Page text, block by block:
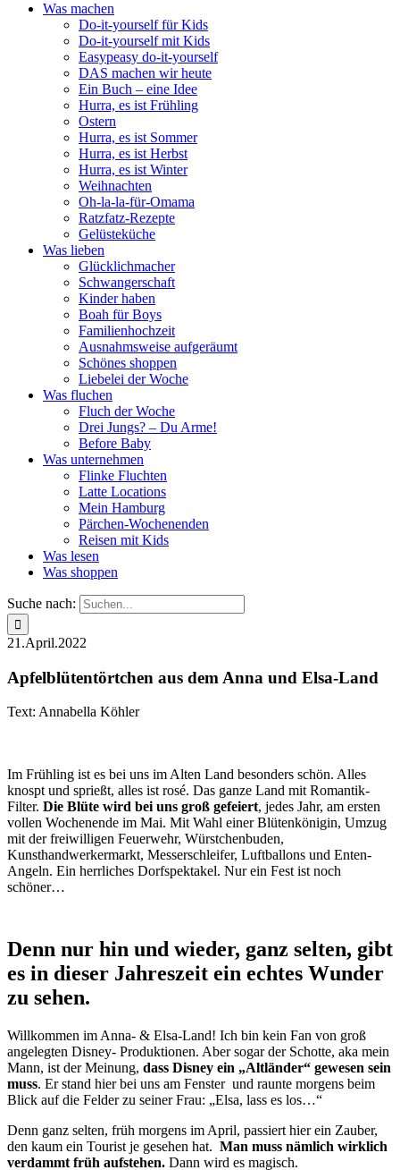
Was machen
Do-it-yourself für Kids
Do-it-yourself mit Kids
Easypeasy do-it-yourself
DAS machen wir heute
Ein Buch – eine Idee
Hurra, es ist Frühling
Ostern
Hurra, es ist Sommer
Hurra, es ist Herbst
Hurra, es ist Winter
Weihnachten
Oh-la-la-für-Omama
Ratzfatz-Rezepte
Gelüsteküche
Was lieben
Glücklichmacher
Schwangerschaft
Kinder haben
Boah für Boys
Familienhochzeit
Ausnahmsweise aufgeräumt
Schönes shoppen
Liebelei der Woche
Was fluchen
Fluch der Woche
Drei Jungs? – Du Arme!
Before Baby
Was unternehmen
Flinke Fluchten
Latte Locations
Mein Hamburg
Pärchen-Wochenenden
Reisen mit Kids
Was lesen
Was shoppen
Suche nach:
21.April.2022
Apfelblütentörtchen aus dem Anna und Elsa-Land
Text: Annabella Köhler
Im Frühling ist es bei uns im Alten Land besonders schön. Alles
knospt und sprießt, alles ist rosé. Das ganze Land mit Romantik-
Filter. Die Blüte wird bei uns groß gefeiert, jedes Jahr, am ersten
vollen Wochenende im Mai. Mit Wahl einer Blütenkönigin, Umzug
mit der freiwilligen Feuerwehr, Würstchenbuden,
Kunsthandwerkermarkt, Messerschleifer, Luftballons und Enten-
Angeln. Ein herrliches Dorfspektakel. Nur ein Fest ist noch
schöner…
Denn nur hin und wieder, ganz selten, gibt
es in dieser Jahreszeit ein echtes Wunder
zu sehen.
Willkommen im Anna- & Elsa-Land! Ich bin kein Fan von groß
angelegten Disney- Produktionen. Aber sogar der Schotte, aka mein
Mann, ist der Meinung, dass Disney ein „Altländer“ gewesen sein
muss. Er stand hier bei uns am Fenster und raunte morgens beim
Blick auf die Felder zu seiner Frau: „Elsa, lass es los…“
Denn ganz selten, früh morgens im April, passiert hier ein Zauber,
den kaum ein Tourist je gesehen hat. Man muss nämlich wirklich
verdammt früh aufstehen. Dann wird es magisch.